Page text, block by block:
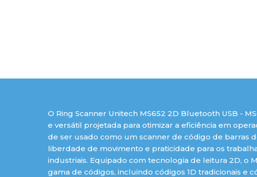
O Ring Scanner Unitech MS652 2D Bluetooth USB -
e versátil projetada para otimizar a eficiência em
de ser usado como um scanner de código de barras
liberdade de movimento e praticidade para os
industriais. Equipado com tecnologia de leitura 2D, o
gama de códigos, incluindo códigos 1D tradicionais e